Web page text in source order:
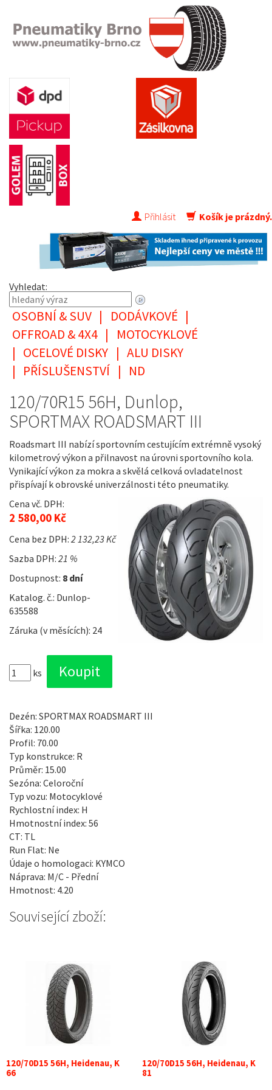
Přihlásit Košík je prázdný.
Vyhledat:
OSOBNÍ & SUV | DODÁVKOVÉ |
OFFROAD & 4X4 |
MOTOCYKLOVÉ
| OCELOVÉ DISKY | ALU DISKY
| PŘÍSLUŠENSTVÍ | ND
120/70R15 56H, Dunlop,
SPORTMAX ROADSMART III
Roadsmart III nabízí sportovním cestujícím extrémně vysoký
kilometrový výkon a přilnavost na úrovni sportovního kola.
Vynikající výkon za mokra a skvělá celková ovladatelnost
přispívají k obrovské univerzálnosti této pneumatiky.
Cena vč. DPH:
2 580,00 Kč
Cena bez DPH: 2 132,23 Kč
Sazba DPH: 21 %
Dostupnost: 8 dní
Katalog. č.: Dunlop-
635588
Záruka (v měsících): 24
ks
Dezén: SPORTMAX ROADSMART III
Šířka: 120.00
Profil: 70.00
Typ konstrukce: R
Průměr: 15.00
Sezóna: Celoroční
Typ vozu: Motocyklové
Rychlostní index: H
Hmotnostní index: 56
CT: TL
Run Flat: Ne
Údaje o homologaci: KYMCO
Náprava: M/C - Přední
Hmotnost: 4.20
Související zboží:
120/70D15 56H, Heidenau, K
66
120/70D15 56H, Heidenau, K
81